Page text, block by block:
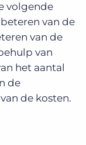
volgende
van de
van de
van
het aantal
de
de kosten.